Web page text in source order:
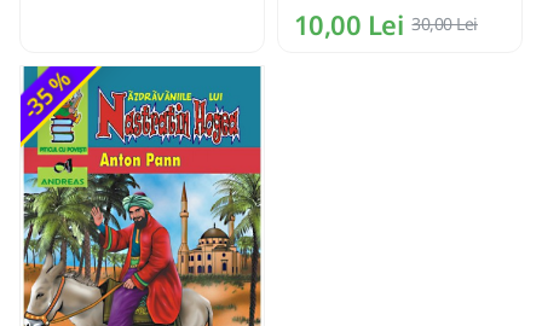
10,00 Lei 30,00 Lei
-35 %